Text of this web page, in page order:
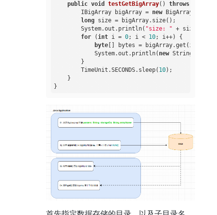
public void testGetBigArray() throws
        IBigArray bigArray =
new
long size = bigArray.size();
        System.out.println(
"size: " + size);
for ( int i = 0; i < 10; i++) {
byte[] bytes = bigArray.get(i);
            System.out.println(
new
        }
        TimeUnit.SECONDS.sleep(
10);
    }